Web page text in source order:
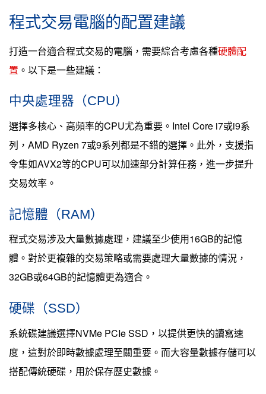
程式交易電腦的配置建議
打造一台適合程式交易的電腦，需要綜合考慮各種硬體配
置 。以下是一些建議：
中央處理器（CPU）
選擇多核心、高頻率的CPU尤為重要。Intel Core i7或i9系
列，AMD Ryzen 7或9系列都是不錯的選擇。此外，支援指
令集如AVX2等的CPU可以加速部分計算任務，進一步提升
交易效率。
記憶體（RAM）
程式交易涉及大量數據處理，建議至少使用16GB的記憶
體。對於更複雜的交易策略或需要處理大量數據的情況，
32GB或64GB的記憶體更為適合。
硬碟（SSD）
系統碟建議選擇NVMe PCIe SSD，以提供更快的讀寫速
度，這對於即時數據處理至關重要。而大容量數據存儲可以
搭配傳統硬碟，用於保存歷史數據。